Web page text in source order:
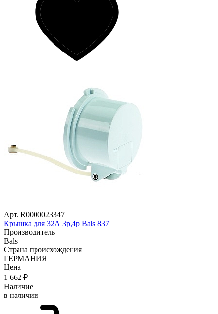
Арт. R0000023347
Крышка для 32А 3р,4р Bals 837
Производитель
Bals
Страна происхождения
ГЕРМАНИЯ
Цена
1 662 ₽
Наличие
в наличии